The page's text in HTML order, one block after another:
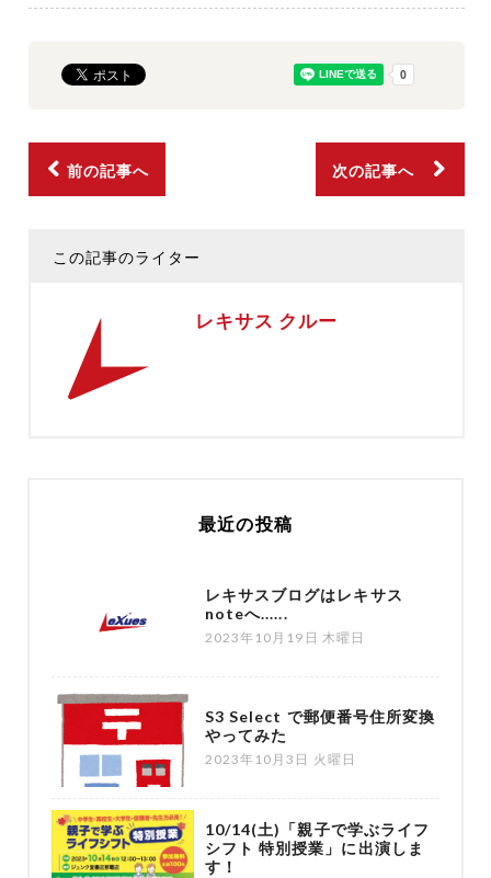
前の記事へ 次の記事へ
この記事のライター
レキサス クルー
最近の投稿
レキサスブログはレキサス
noteへ......
2023年10月19日 木曜日
S3 Select で郵便番号住所変換
やってみた
2023年10月3日 火曜日
10/14(土)「親子で学ぶライフ
シフト 特別授業」に出演しま
す！